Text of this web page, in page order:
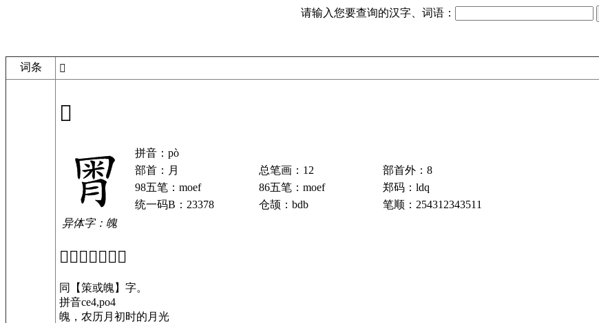
请输入您要查询的汉字、词语：
词条 𣍸
𣍸
拼音：pò
部首：月
总笔画：12
部首外：8
98五笔：moef
86五笔：moef
郑码：ldq
统一码B：23378
仓颉：bdb
笔顺：254312343511
异体字：魄
「𣍸」基本解释
同【策或魄】字。
拼音ce4,po4
魄，农历月初时的月光